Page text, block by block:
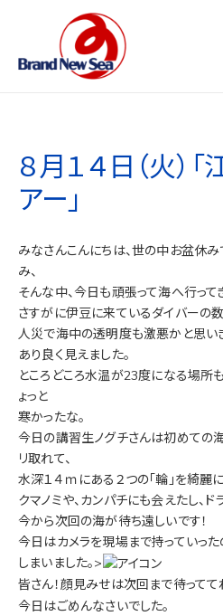
８月１４日（火）
アー」
みなさんこんにちは、世の中お盆休
み、
そんな中、今日も頑張って海へ行って
さすがに伊豆に来ているダイバーの
人災で海中の透明度も激悪かと思い
あり良く見えました。
ところどころ水温が23度になる場所
ょっと
寒かったな。
今日の講習生ノグチさんは初めての
リ取れて、
水深１４ｍにある２つの「輪」を綺麗に
クマノミや、カンパチにも会えたし、
今から次回の海が待ち遠しいです！
今日はカメラを現場まで持っていっ
しまいました。>
皆さん！顔見みせは次回まで待ってて
今日はごめんなさいでした。